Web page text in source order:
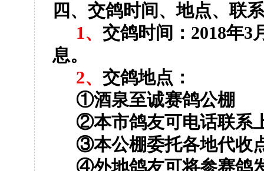
四、交鸽时间、地点、联
1、 交鸽时间： 2018年3
息。
2、 交鸽地点：
①酒泉至诚赛鸽公棚
②本市鸽友可电话联系
③本公棚委托各地代收
④外地鸽友可将参赛鸽